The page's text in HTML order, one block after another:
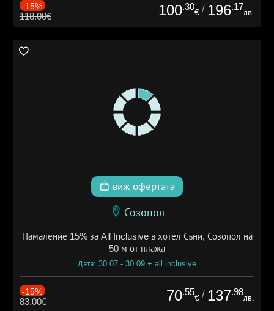
-15%
118.00€ 100.30
€ / 196.17
лв.
виж офертата
Созопол
Намаление 15% за All Inclusive в хотел Съни, Созопол на
50 м от плажа
Дата: 30.07 - 30.09 + all inclusive
-15%
83.00€ 70.55
€ / 137.98
лв.